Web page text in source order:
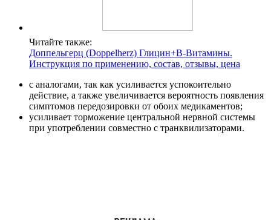
Читайте также:
Доппельгерц (Doppelherz) Глицин+В-Витамины.
Инструкция по применению, состав, отзывы, цена
с аналогами, так как усиливается успокоительно
действие, а также увеличивается вероятность появления
симптомов передозировки от обоих медикаментов;
усиливает торможение центральной нервной системы
при употреблении совместно с транквилизаторами.